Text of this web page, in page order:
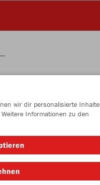
wir dir personalisierte Inhalte
Informationen zu den